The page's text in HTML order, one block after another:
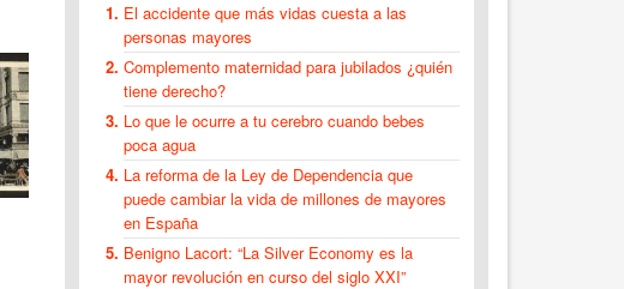
El accidente que más vidas cuesta a las
personas mayores
Complemento maternidad para jubilados ¿quién
tiene derecho?
Lo que le ocurre a tu cerebro cuando bebes
poca agua
La reforma de la Ley de Dependencia que
puede cambiar la vida de millones de mayores
en España
Benigno Lacort: “La Silver Economy es la
mayor revolución en curso del siglo XXI”